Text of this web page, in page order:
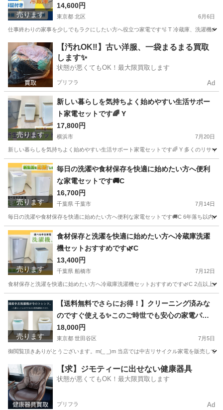
売ります
14,600円
東京都 北区 6月6日
仕事終わりの家事を少しでもラクにしたい方へ役立つ家電です🫧 T 冷蔵庫、洗濯機
東京 北区 キッチン家電 商品
【汚れOK‼️】古い洋服、一袋まるまる買取
します✨
状態が悪くてもOK！最大限買取します
プリフラ Ad
売ります
新しい暮らしを気持ちよく始めやすい生活サポー
ト家電セットです🌈 Y
17,800円
横浜市 7月20日
新しい暮らしを気持ちよく始めやすい生活サポート家電セットです🌈 Y 多くのリサ
神奈川 横浜市 生活家電 Hisense
売ります
毎日の洗濯や食材保存を快適に始めたい方へ便利
な家電セットです🚚C
16,700円
千葉県 千葉市 7月14日
毎日の洗濯や食材保存を快適に始めたい方へ便利な家電セットです🚚C 6年落ち以内
千葉 千葉市 生活家電 AQUA
売ります
食材保存と洗濯を快適に始めたい方へ冷蔵庫洗濯
機セットおすすめです🌿C
13,400円
千葉県 船橋市 7月12日
食材保存と洗濯を快適に始めたい方へ冷蔵庫洗濯機セットおすすめです🌿C 2点以上
千葉 船橋市 キッチン家電 商品
売ります
【送料無料でさらにお得！】クリーニング済みな
のですぐ使える✨このご時世でも安心の家電パッ
ク💎
18,000円
東京都 世田谷区 7月5日
御閲覧頂きありがとうございます。m(_ _)m 当店では中古リサイクル家電を販売して
東京 世田谷区 生活家電 神奈川 横浜市 生活家電
【求】ジモティーに出せない健康器具
状態が悪くてもOK！最大限買取します
プリフラ Ad